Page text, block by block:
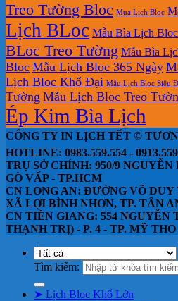
Treo Tường Bloc Mua Lich Bloc
Lịch BLoc Mẫu Bìa Lịch
BLoc Treo Tường Mẫu Bìa
Bloc Mẫu Lịch Bloc 365 Ngày
Lịch Bloc Khổ Đại Mẫu Lịch Bloc Siêu
Tường Mẫu Lịch Bloc Treo
Ép Kim Bìa Lịch
CÔNG TY IN LỊCH TẾT ©
HOTLINE: 0983.559.554 -
TRỤ SỞ CHÍNH: 950/9 NGUYỄN
GÒ VẤP - TP.HCM
CN LONG AN: ĐƯỜNG VÕ
XÃ LỢI BÌNH NHƠN, TP. TÂN
CN TIỀN GIANG: 554 NGUYỄN
THẠNH TRỊ) - P. 4 - TP. MỸ
Tìm kiếm:
➤ Lịch Bloc Khổ Lớn